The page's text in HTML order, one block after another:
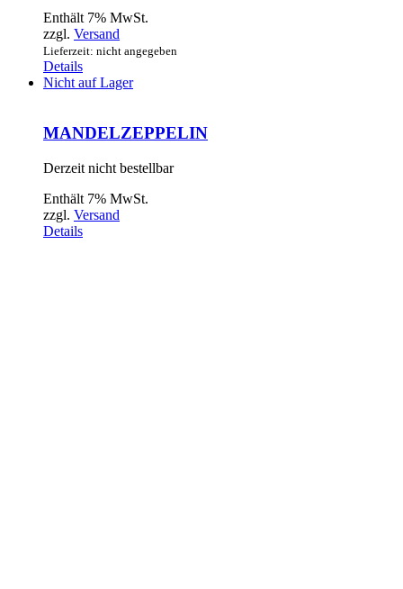
Enthält 7% MwSt.
zzgl. Versand
Lieferzeit: nicht angegeben
Details
Nicht auf Lager
MANDELZEPPELIN
Derzeit nicht bestellbar
Enthält 7% MwSt.
zzgl. Versand
Details